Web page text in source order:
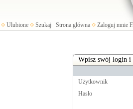
Ulubione Szukaj Strona główna Zaloguj mnie
Wpisz swój login i
Użytkownik
Hasło